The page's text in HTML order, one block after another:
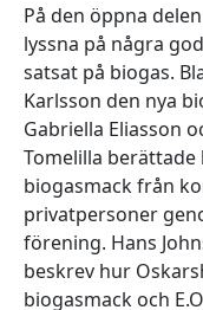
På den öppna
lyssna på några
satsat på biogas.
Karlsson den nya
Gabriella Eliasson
Tomelilla
biogasmack från
privatpersoner
förening. Hans
beskrev hur
biogasmack och